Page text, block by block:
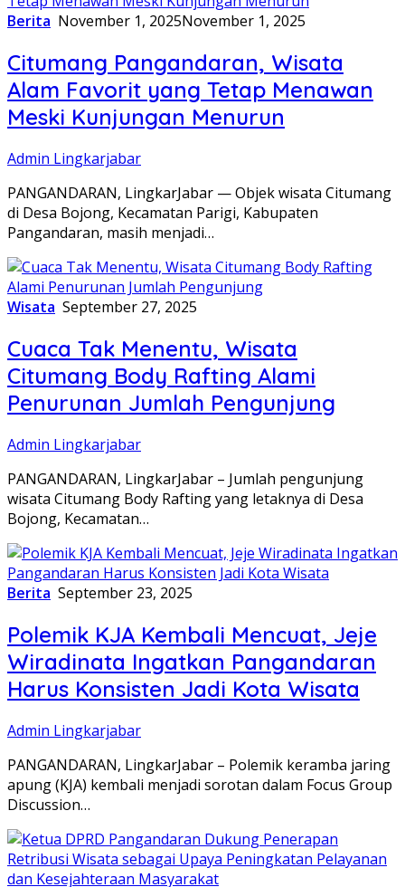
Berita November 1, 2025November 1, 2025
Citumang Pangandaran, Wisata
Alam Favorit yang Tetap Menawan
Meski Kunjungan Menurun
Admin Lingkarjabar
PANGANDARAN, LingkarJabar — Objek wisata Citumang
di Desa Bojong, Kecamatan Parigi, Kabupaten
Pangandaran, masih menjadi…
Wisata September 27, 2025
Cuaca Tak Menentu, Wisata
Citumang Body Rafting Alami
Penurunan Jumlah Pengunjung
Admin Lingkarjabar
PANGANDARAN, LingkarJabar – Jumlah pengunjung
wisata Citumang Body Rafting yang letaknya di Desa
Bojong, Kecamatan…
Berita September 23, 2025
Polemik KJA Kembali Mencuat, Jeje
Wiradinata Ingatkan Pangandaran
Harus Konsisten Jadi Kota Wisata
Admin Lingkarjabar
PANGANDARAN, LingkarJabar – Polemik keramba jaring
apung (KJA) kembali menjadi sorotan dalam Focus Group
Discussion…